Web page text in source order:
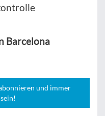
Barcelona
und immer